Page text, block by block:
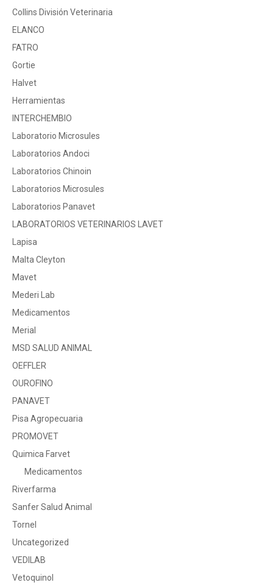
Collins División Veterinaria
ELANCO
FATRO
Gortie
Halvet
Herramientas
INTERCHEMBIO
Laboratorio Microsules
Laboratorios Andoci
Laboratorios Chinoin
Laboratorios Microsules
Laboratorios Panavet
LABORATORIOS VETERINARIOS LAVET
Lapisa
Malta Cleyton
Mavet
Mederi Lab
Medicamentos
Merial
MSD SALUD ANIMAL
OEFFLER
OUROFINO
PANAVET
Pisa Agropecuaria
PROMOVET
Quimica Farvet
Medicamentos
Riverfarma
Sanfer Salud Animal
Tornel
Uncategorized
VEDILAB
Vetoquinol